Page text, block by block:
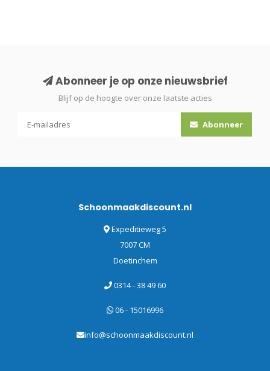
Abonneer je op onze nieuwsbrief
Blijf op de hoogte over onze laatste acties
Abonneer
Schoonmaakdiscount.nl
Expeditieweg 5
7007 CM
Doetinchem
0314 - 38 49 60
06 - 15016996
info@schoonmaakdiscount.nl